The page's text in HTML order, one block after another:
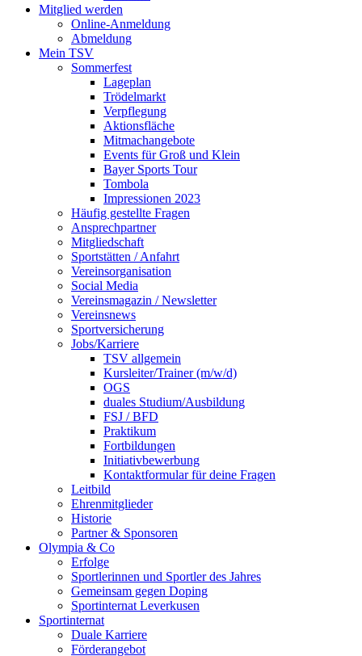
Mitglied werden
Online-Anmeldung
Abmeldung
Mein TSV
Sommerfest
Lageplan
Trödelmarkt
Verpflegung
Aktionsfläche
Mitmachangebote
Events für Groß und Klein
Bayer Sports Tour
Tombola
Impressionen 2023
Häufig gestellte Fragen
Ansprechpartner
Mitgliedschaft
Sportstätten / Anfahrt
Vereinsorganisation
Social Media
Vereinsmagazin / Newsletter
Vereinsnews
Sportversicherung
Jobs/Karriere
TSV allgemein
Kursleiter/Trainer (m/w/d)
OGS
duales Studium/Ausbildung
FSJ / BFD
Praktikum
Fortbildungen
Initiativbewerbung
Kontaktformular für deine Fragen
Leitbild
Ehrenmitglieder
Historie
Partner & Sponsoren
Olympia & Co
Erfolge
Sportlerinnen und Sportler des Jahres
Gemeinsam gegen Doping
Sportinternat Leverkusen
Sportinternat
Duale Karriere
Förderangebot